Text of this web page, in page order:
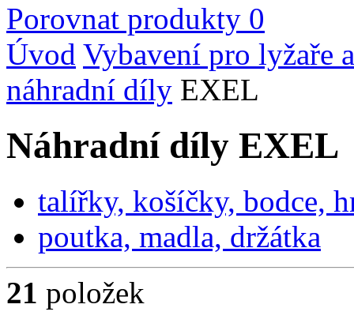
Porovnat produkty 0
Úvod Vybavení pro lyžaře
náhradní díly EXEL
Náhradní díly EXEL
talířky, košíčky, bodce,
poutka, madla, držátka
21 položek